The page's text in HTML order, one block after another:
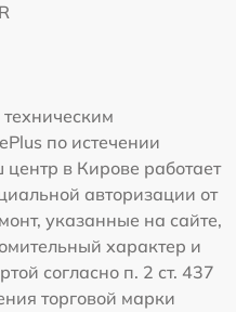
по истечении
в Кирове работает
авторизации от
указанные на сайте,
характер и
согласно п. 2 ст. 437
торговой марки